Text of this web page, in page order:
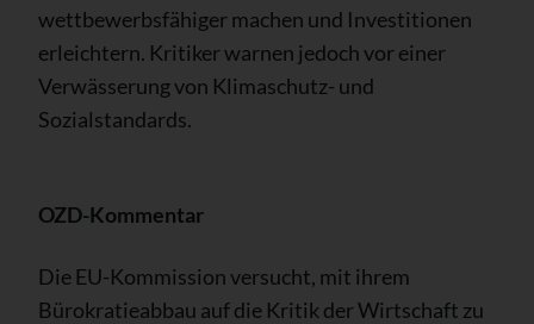
wettbewerbsfähiger machen und Investitionen
erleichtern. Kritiker warnen jedoch vor einer
Verwässerung von Klimaschutz- und
Sozialstandards.
OZD-Kommentar
Die EU-Kommission versucht, mit ihrem
Bürokratieabbau auf die Kritik der Wirtschaft zu